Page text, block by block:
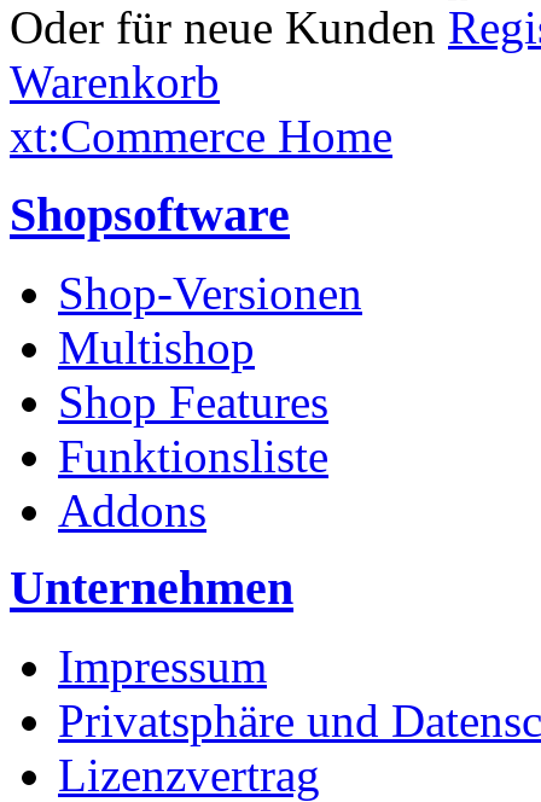
Oder für neue Kunden
Warenkorb
xt:Commerce Home
Shopsoftware
Shop-Versionen
Multishop
Shop Features
Funktionsliste
Addons
Unternehmen
Impressum
Privatsphäre und
Lizenzvertrag